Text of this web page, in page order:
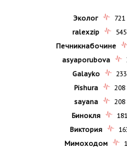
Эколог
721
ralexzip
545
Печникнабочине
asyaporubova
Galayko
233
Pishura
208
sayana
208
Бинокля
181
Виктория
Мимоходом